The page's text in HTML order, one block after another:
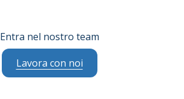
Entra nel nostro team
Lavora con noi